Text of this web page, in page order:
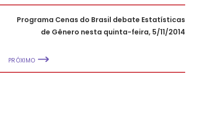
Programa Cenas do Brasil debate Estatísticas
de Gênero nesta quinta-feira, 5/11/2014
PRÓXIMO